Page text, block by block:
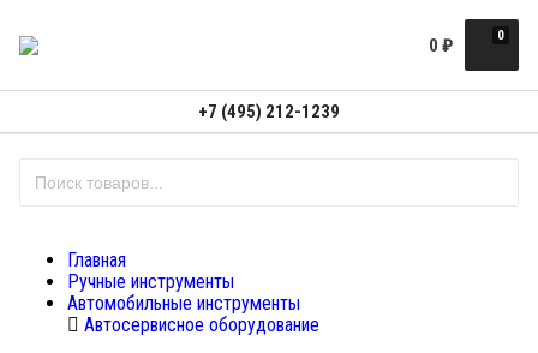
0
0 ₽
+7 (495) 212-1239
Главная
Ручные инструменты
Автомобильные инструменты
Автосервисное оборудование